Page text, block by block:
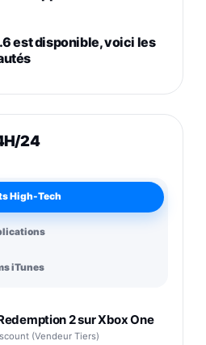
est disponible, voici les
24
High-Tech
iTunes
2 sur Xbox One
(Vendeur Tiers)